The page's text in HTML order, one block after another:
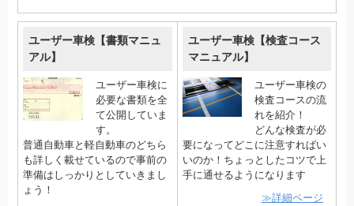
ユーザー車検【書類マニュ
アル】
ユーザー車検に
必要な書類を全
て公開していま
す。
普通自動車と軽自動車のどちら
も詳しく載せているので事前の
準備はしっかりとしていきまし
ょう！
ユーザー車検【検査コース
マニュアル】
ユーザー車検の
検査コースの流
れを紹介！
どんな検査が必
要になってどこに注意すればい
いのか！ちょっとしたコツで上
手に通せるようになります
≫詳細ページ